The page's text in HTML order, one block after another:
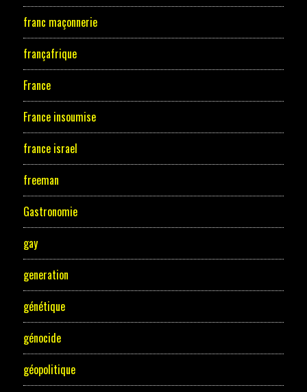
franc maçonnerie
françafrique
France
France insoumise
france israel
freeman
Gastronomie
gay
generation
génétique
génocide
géopolitique